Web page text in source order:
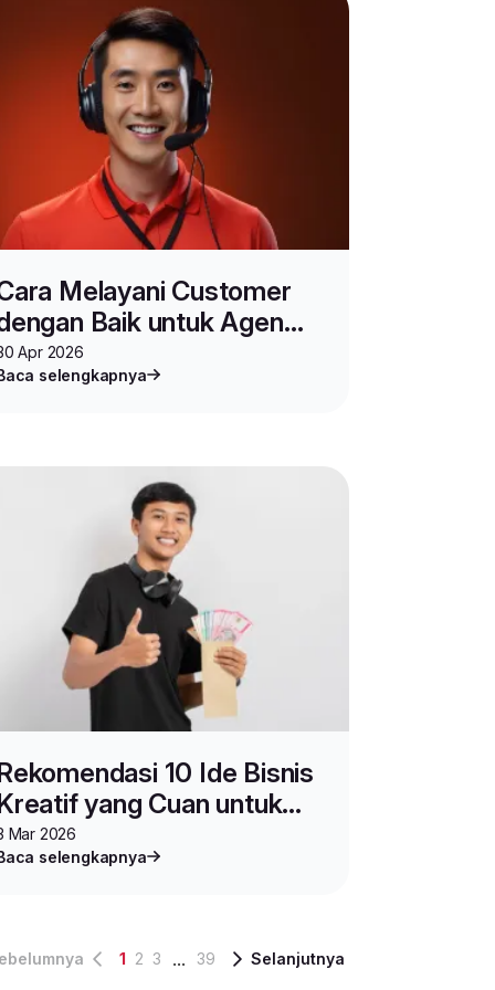
Melayani Customer
Baik untuk Agen
Parcel
Apr 2026
selengkapnya
10 Ide Bisnis
yang Cuan untuk
Z
Mar 2026
selengkapnya
1 2 3 ... 39 Selanjutnya